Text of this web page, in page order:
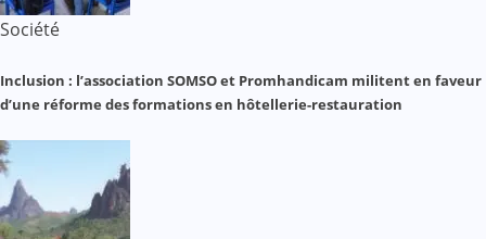
Société
Inclusion : l’association SOMSO et Promhandicam militent en faveur
d’une réforme des formations en hôtellerie-restauration